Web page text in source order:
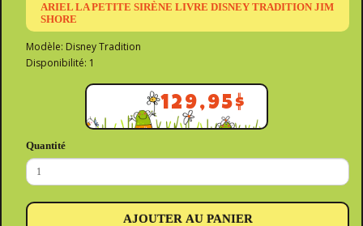
ARIEL LA PETITE SIRÈNE LIVRE DISNEY TRADITION JIM
SHORE
Modèle: Disney Tradition
Disponibilité: 1
129,95$
Quantité
AJOUTER AU PANIER